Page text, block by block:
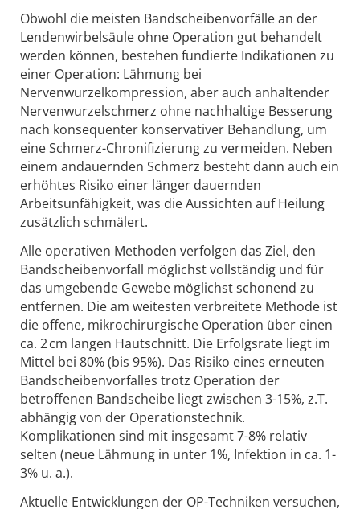
Obwohl die meisten Bandscheibenvorfälle an der
Lendenwirbelsäule ohne Operation gut behandelt
werden können, bestehen fundierte Indikationen zu
einer Operation: Lähmung bei
Nervenwurzelkompression, aber auch anhaltender
Nervenwurzelschmerz ohne nachhaltige Besserung
nach konsequenter konservativer Behandlung, um
eine Schmerz-Chronifizierung zu vermeiden. Neben
einem andauernden Schmerz besteht dann auch ein
erhöhtes Risiko einer länger dauernden
Arbeitsunfähigkeit, was die Aussichten auf Heilung
zusätzlich schmälert.
Alle operativen Methoden verfolgen das Ziel, den
Bandscheibenvorfall möglichst vollständig und für
das umgebende Gewebe möglichst schonend zu
entfernen. Die am weitesten verbreitete Methode ist
die offene, mikrochirurgische Operation über einen
ca. 2 cm langen Hautschnitt. Die Erfolgsrate liegt im
Mittel bei 80% (bis 95%). Das Risiko eines erneuten
Bandscheibenvorfalles trotz Operation der
betroffenen Bandscheibe liegt zwischen 3-15%, z.T.
abhängig von der Operationstechnik.
Komplikationen sind mit insgesamt 7-8% relativ
selten (neue Lähmung in unter 1%, Infektion in ca. 1-
3% u. a.).
Aktuelle Entwicklungen der OP-Techniken versuchen,